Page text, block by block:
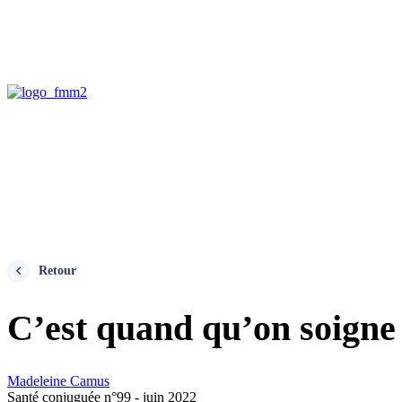
Retour
C’est quand qu’on
Madeleine Camus
Santé conjuguée n°99 - juin 2022